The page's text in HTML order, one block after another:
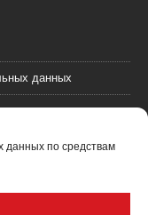
данных по средствам
данных